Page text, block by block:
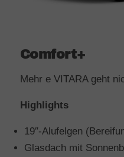
Comfort+
Mehr e VITARA geht
Highlights
19″-Alufelgen
Glasdach mit